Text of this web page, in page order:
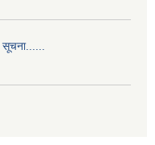
सूचना......